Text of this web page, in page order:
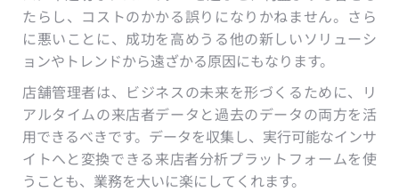
たらし、コストのかかる誤りになりかねません。さら
に悪いことに、成功を高めうる他の新しいソリューシ
ョンやトレンドから遠ざかる原因にもなります。
店舗管理者は、ビジネスの未来を形づくるために、リ
アルタイムの来店者データと過去のデータの両方を活
用できるべきです。データを収集し、実行可能なインサ
イトへと変換できる来店者分析プラットフォームを使
うことも、業務を大いに楽にしてくれます。